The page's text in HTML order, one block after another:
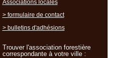
Associations locales
> formulaire de contact
> bulletins d'adhésions
Trouver l'association forestière
correspondante à votre ville :